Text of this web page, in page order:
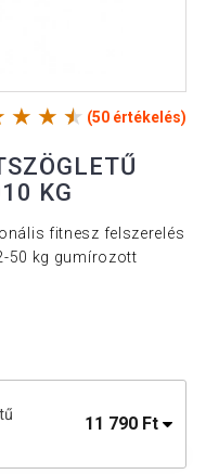
(50 értékelés)
KG
fitnesz felszerelés
50 kg gumírozott
11 790 Ft